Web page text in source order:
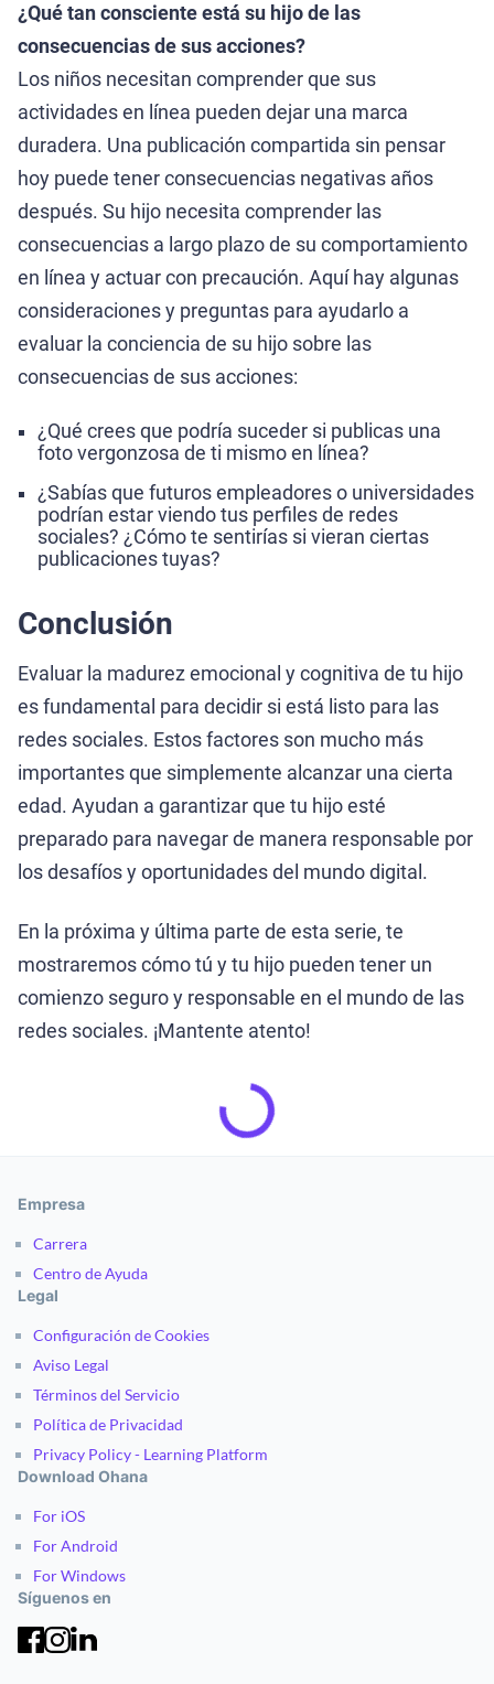
¿Qué tan consciente está su hijo de las
consecuencias de sus acciones?
Los niños necesitan comprender que sus
actividades en línea pueden dejar una marca
duradera. Una publicación compartida sin pensar
hoy puede tener consecuencias negativas años
después. Su hijo necesita comprender las
consecuencias a largo plazo de su comportamiento
en línea y actuar con precaución. Aquí hay algunas
consideraciones y preguntas para ayudarlo a
evaluar la conciencia de su hijo sobre las
consecuencias de sus acciones:
¿Qué crees que podría suceder si publicas una
foto vergonzosa de ti mismo en línea?
¿Sabías que futuros empleadores o universidades
podrían estar viendo tus perfiles de redes
sociales? ¿Cómo te sentirías si vieran ciertas
publicaciones tuyas?
Conclusión
Evaluar la madurez emocional y cognitiva de tu hijo
es fundamental para decidir si está listo para las
redes sociales. Estos factores son mucho más
importantes que simplemente alcanzar una cierta
edad. Ayudan a garantizar que tu hijo esté
preparado para navegar de manera responsable por
los desafíos y oportunidades del mundo digital.
En la próxima y última parte de esta serie, te
mostraremos cómo tú y tu hijo pueden tener un
comienzo seguro y responsable en el mundo de las
redes sociales. ¡Mantente atento!
Empresa
Carrera
Centro de Ayuda
Legal
Configuración de Cookies
Aviso Legal
Términos del Servicio
Política de Privacidad
Privacy Policy - Learning Platform
Download Ohana
For iOS
For Android
For Windows
Síguenos en